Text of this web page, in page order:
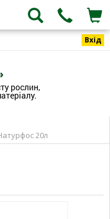
Вхід
рослин,
20л